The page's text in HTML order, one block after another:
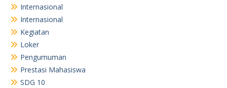
Internasional
Internasional
Kegiatan
Loker
Pengumuman
Prestasi Mahasiswa
SDG 10